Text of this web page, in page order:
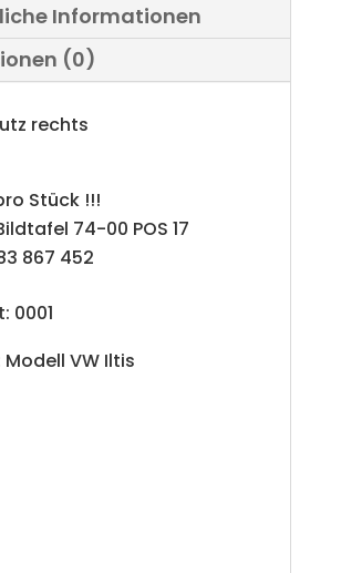
Informationen
(0)
rechts
Stück !!!
74-00 POS 17
867 452
0001
Modell VW Iltis